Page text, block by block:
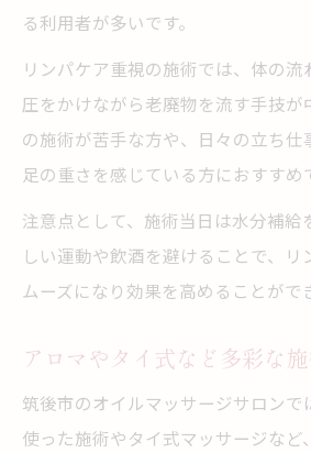
る利用者が多いです。
リンパケア重視の施術では、体の流
圧をかけながら老廃物を流す手技が
の施術が苦手な方や、日々の立ち仕
足の重さを感じている方におすすめ
注意点として、施術当日は水分補給
しい運動や飲酒を避けることで、リ
ムーズになり効果を高めることがで
アロマやタイ式など多彩な
筑後市のオイルマッサージサロンで
使った施術やタイ式マッサージなど